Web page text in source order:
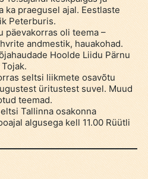
ka praegusel ajal. Eestlaste
Peterburis.
päevakorras oli teema –
andmestik, hauakohad.
Hoolde Liidu Pärnu
seltsi liikmete osavõtu
üritustest suvel. Muud
teemad.
Tallinna osakonna
algusega kell 11.00 Rüütli